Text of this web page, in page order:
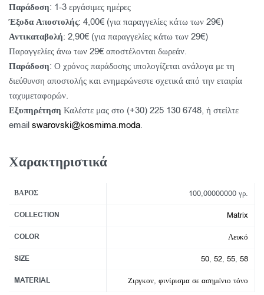
Παράδοση: 1-3 εργάσιμες ημέρες
Έξοδα Αποστολής: 4,00€ (για παραγγελίες κάτω των 29€)
Αντικαταβολή: 2,90€ (για παραγγελίες κάτω των 29€)
Παραγγελίες άνω των 29€ αποστέλονται δωρεάν.
Παράδοση: Ο χρόνος παράδοσης υπολογίζεται ανάλογα με τη
διεύθυνση αποστολής και ενημερώνεστε σχετικά από την εταιρία
ταχυμεταφορών.
Εξυπηρέτηση Καλέστε μας στο (+30) 225 130 6748, ή στείλτε
email swarovski@kosmima.moda.
Χαρακτηριστικά
ΒΆΡΟΣ 100,00000000 γρ.
COLLECTION Matrix
COLOR Λευκό
SIZE 50, 52, 55, 58
MATERIAL Ζιργκον, φινίρισμα σε ασημένιο τόνο